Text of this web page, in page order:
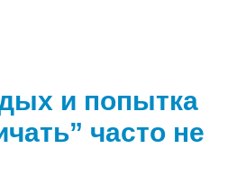
и попытка
часто не